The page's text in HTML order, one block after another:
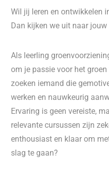
Wil jij leren en ontwikkelen
Dan kijken we uit naar
Als leerling
om je passie voor het
zoeken iemand die
werken en nauwkeurig
Ervaring is geen vereiste,
relevante cursussen zijn
enthousiast en klaar om
slag te gaan?